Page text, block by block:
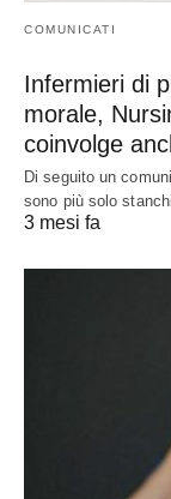
COMUNICATI
Infermieri di
morale,
coinvolge
Di seguito un
sono più solo
3 mesi fa